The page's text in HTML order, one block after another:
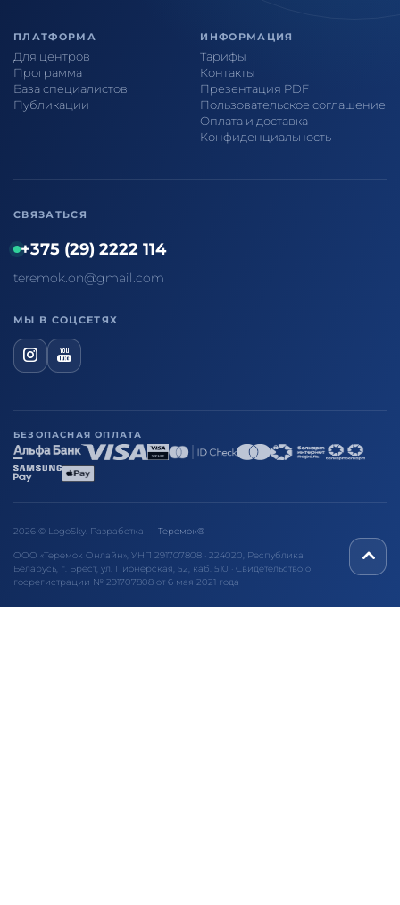
ПЛАТФОРМА
Для центров
Программа
База специалистов
Публикации
ИНФОРМАЦИЯ
Тарифы
Контакты
Презентация PDF
Пользовательское соглашение
Оплата и доставка
Конфиденциальность
СВЯЗАТЬСЯ
+375 (29) 2222 114
teremok.on@gmail.com
МЫ В СОЦСЕТЯХ
БЕЗОПАСНАЯ ОПЛАТА
2026 © LogoSky. Разработка — Теремок®
ООО «Теремок Онлайн», УНП 291707808 · 224020, Республика
Беларусь, г. Брест, ул. Пионерская, 52, каб. 510 · Свидетельство о
госрегистрации № 291707808 от 6 мая 2021 года